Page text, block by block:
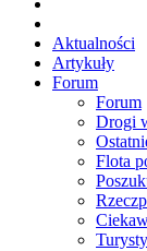
Aktualności
Artykuły
Forum
Forum
Drogi
Flota